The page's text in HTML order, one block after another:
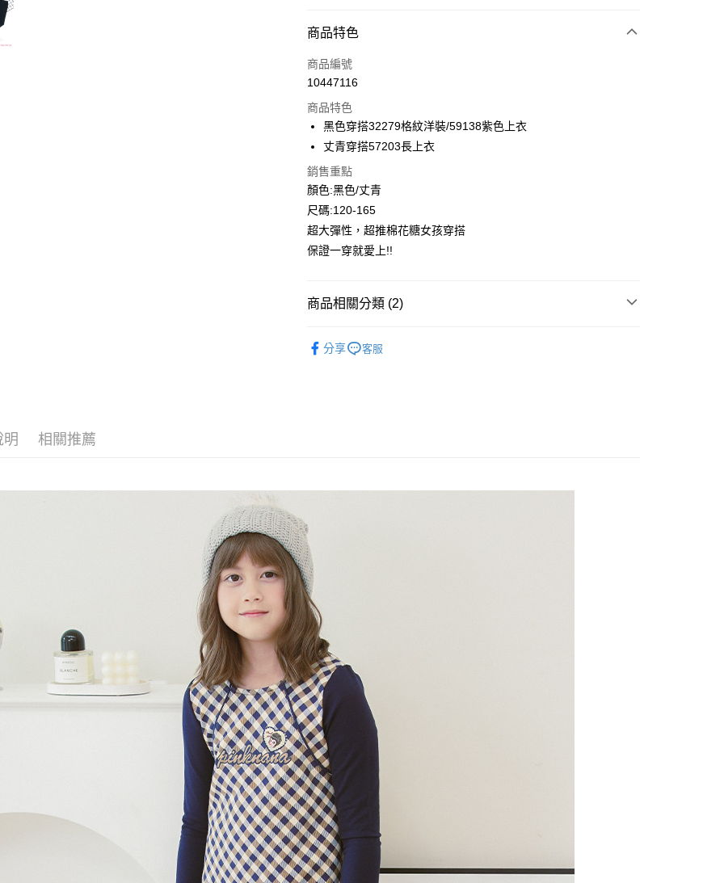
付款方式
信用卡一次付款
LINE Pay
Apple Pay
Google Pay
ATM付款
付款後全家取貨
每筆NT$80，滿NT$2,000(含以上)免運費
商品特色
商品編號
10447116
商品特色
黑色穿搭32279格紋洋裝/59138紫色上衣
丈青穿搭57203長上衣
銷售重點
顏色:黑色/丈青
尺碼:120-165
超大彈性，超推棉花糖女孩穿搭
保證一穿就愛上!!
商品相關分類 (2)
分享 客服
明 相關推薦